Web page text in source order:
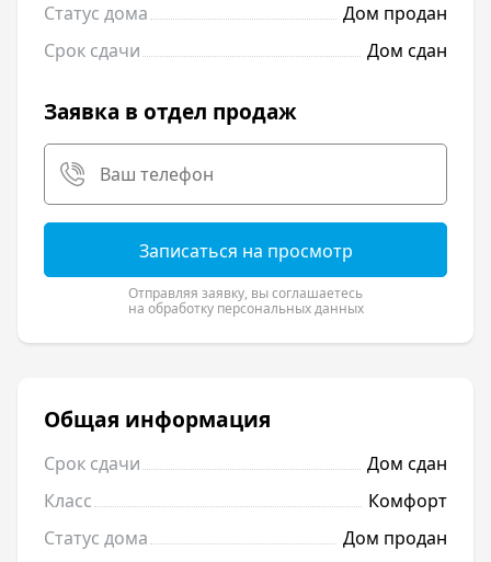
Статус дома
Дом продан
Срок сдачи
Дом сдан
Заявка в отдел продаж
Записаться на просмотр
Отправляя заявку, вы соглашаетесь
на обработку персональных данных
Общая информация
Срок сдачи
Дом сдан
Класс
Комфорт
Статус дома
Дом продан